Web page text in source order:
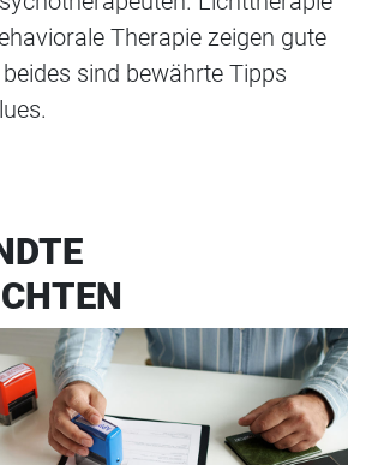
Therapie zeigen gute
sind bewährte Tipps